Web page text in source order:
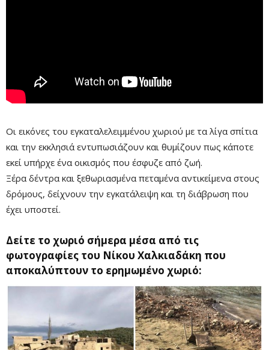
Remaining
-0:00
Οι εικόνες του εγκαταλελειμμένου χωριού με τα λίγα σπίτια
και την εκκλησιά εντυπωσιάζουν και θυμίζουν πως κάποτε
εκεί υπήρχε ένα οικισμός που έσφυζε από ζωή.
Ξέρα δέντρα και ξεθωριασμένα πεταμένα αντικείμενα στους
δρόμους, δείχνουν την εγκατάλειψη και τη διάβρωση που
έχει υποστεί.
Δείτε το χωριό σήμερα μέσα από τις
φωτογραφίες του Νίκου Χαλκιαδάκη που
αποκαλύπτουν το ερημωμένο χωριό: